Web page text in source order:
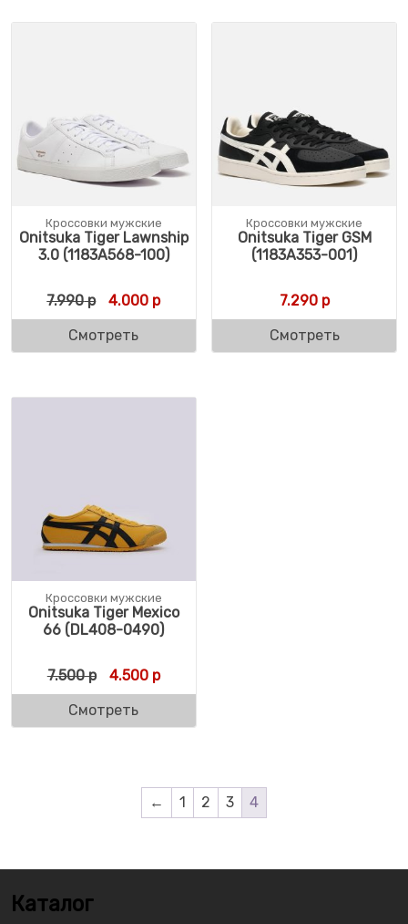
Кроссовки мужские
Onitsuka Tiger Lawnship
3.0 (1183A568-100)
7.990р Первоначальная цена составляла 7.990 р.
4.000 рТекущая цена: 4.000 р.
Смотреть
Кроссовки мужские
Onitsuka Tiger GSM
(1183A353-001)
7.290р
Смотреть
Кроссовки мужские
Onitsuka Tiger Mexico
66 (DL408-0490)
7.500р Первоначальная цена составляла 7.500 р.
4.500рТекущая цена: 4.500 р.
Смотреть
← 1 2 3 4
Каталог